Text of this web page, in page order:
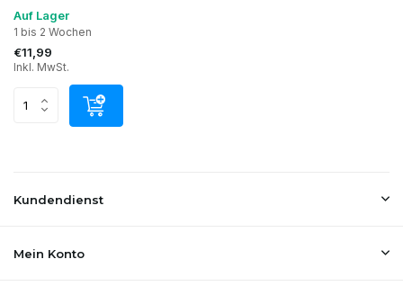
Auf Lager
1 bis 2 Wochen
€11,99
Inkl. MwSt.
Kundendienst
Mein Konto